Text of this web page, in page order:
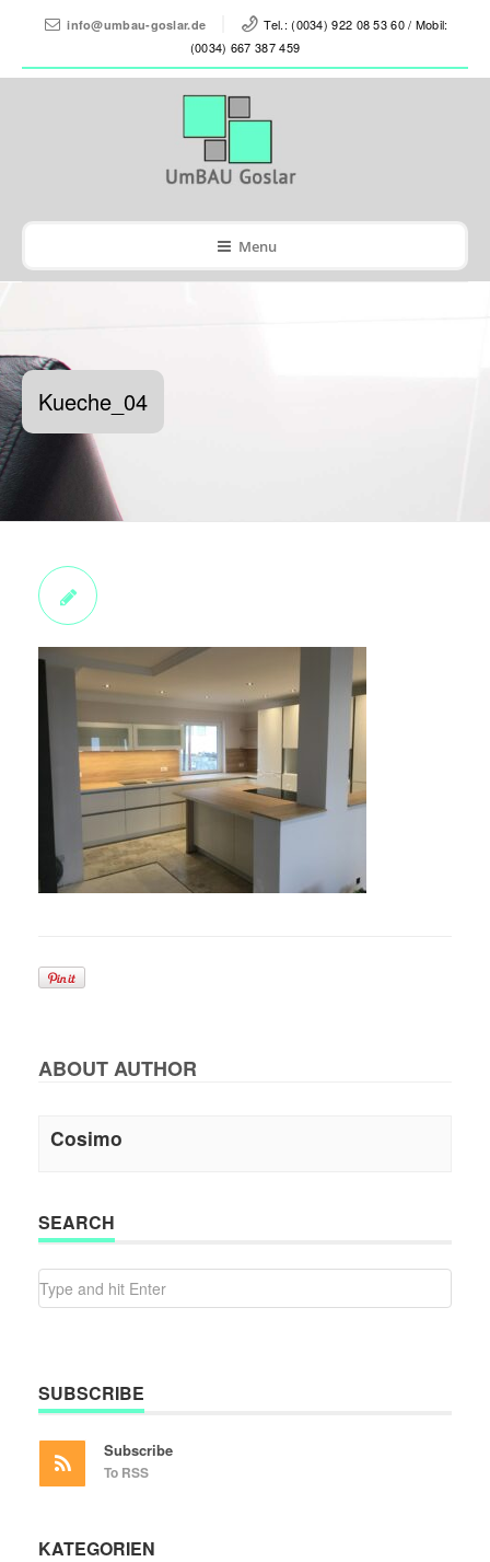
info@umbau-goslar.de
Tel.: (0034) 922 08 53 60 / Mobil:
(0034) 667 387 459
Menu
Kueche_04
ABOUT AUTHOR
Cosimo
SEARCH
SUBSCRIBE
Subscribe
To RSS
KATEGORIEN